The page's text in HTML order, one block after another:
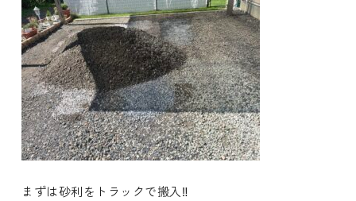
まずは砂利をトラックで搬入‼️